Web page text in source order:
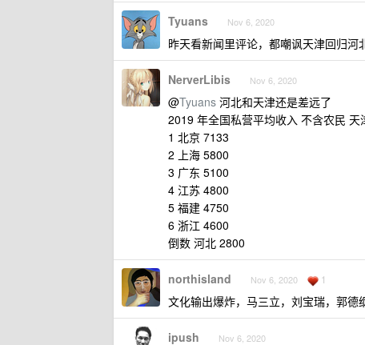
Tyuans Nov 6, 2020
昨天看新闻里评论，都嘲讽天津回归河
NerverLibis Nov 6, 2020
@Tyuans 河北和天津还是差远了
2019 年全国私营平均收入 不含农民 天
1 北京 7133
2 上海 5800
3 广东 5100
4 江苏 4800
5 福建 4750
6 浙江 4600
倒数 河北 2800
northisland Nov 6, 2020 1
文化输出爆炸，马三立，刘宝瑞，郭
ipush Nov 6, 2020